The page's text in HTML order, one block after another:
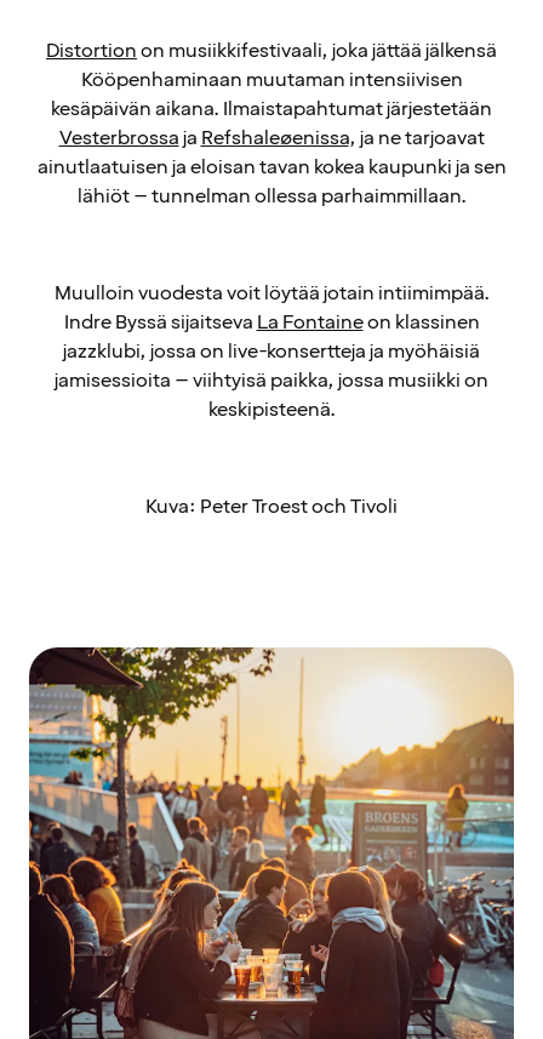
Distortionon musiikkifestivaali, joka jättää jälkensä
Kööpenhaminaan muutaman intensiivisen
kesäpäivän aikana. Ilmaistapahtumat järjestetään
Vesterbrossaja Refshaleøenissa, ja ne tarjoavat
ainutlaatuisen ja eloisan tavan kokea kaupunki ja sen
lähiöt – tunnelman ollessa parhaimmillaan.
Muulloin vuodesta voit löytää jotain intiimimpää.
Indre Byssä sijaitseva La Fontaineon klassinen
jazzklubi, jossa on live-konsertteja ja myöhäisiä
jamisessioita – viihtyisä paikka, jossa musiikki on
keskipisteenä.
Kuva: Peter Troest och Tivoli